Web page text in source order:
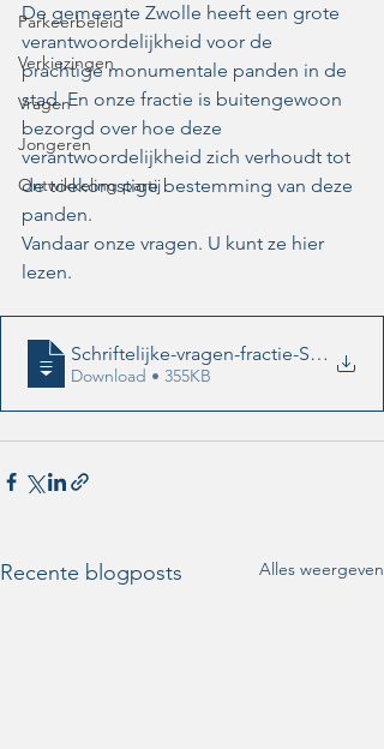
Parkeerbeleid
Verkiezingen
Vragen
Jongeren
Ontwikkeling partij
De gemeente Zwolle heeft een grote
verantwoordelijkheid voor de
prachtige monumentale panden in de
stad. En onze fractie is buitengewoon
bezorgd over hoe deze
verantwoordelijkheid zich verhoudt tot
de toekomstige bestemming van deze
panden.
Vandaar onze vragen. U kunt ze hier
lezen.
Schriftelijke-vragen-fractie-
Download • 355KB
Recente blogposts Alles weergeven